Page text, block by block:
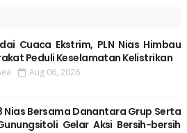
Cuaca Ekstrim, PLN Nias Himbau
Peduli Keselamatan Kelistrikan
Aug 06, 2026
Nias Bersama Danantara Grup Serta
Gelar Aksi Bersih-bersih